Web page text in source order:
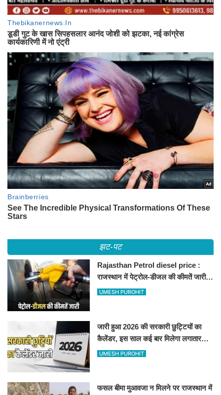
झट-पट
Rajasthan Petrol diesel price :
राजस्थान में पेट्रोल-डीजल की कीमतें जारी,
जानिए बीकानेर समेत पुरे प्रदेश में नए रेट
UMESH PUROHIT
जारी हुआ 2026 की सरकारी छुट्टियों का
कैलेंडर, इस साल कई बार मिलेगा लगातार
अवकाश, देखें
UMESH PUROHIT
फसल बीमा मुआवजा न मिलने पर राजस्थान में